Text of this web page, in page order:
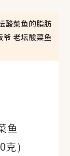
酸菜鱼的脂肪
爷 老坛酸菜鱼
鱼
）